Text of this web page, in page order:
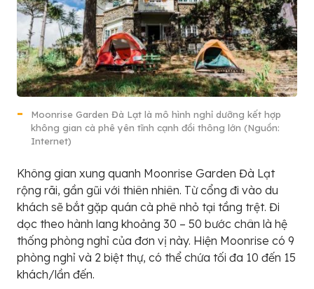
Moonrise Garden Đà Lạt là mô hình nghỉ dưỡng kết hợp
không gian cà phê yên tĩnh cạnh đồi thông lớn (Nguồn:
Internet)
Không gian xung quanh Moonrise Garden Đà Lạt
rộng rãi, gần gũi với thiên nhiên. Từ cổng đi vào du
khách sẽ bắt gặp quán cà phê nhỏ tại tầng trệt. Đi
dọc theo hành lang khoảng 30 – 50 bước chân là hệ
thống phòng nghỉ của đơn vị này. Hiện Moonrise có 9
phòng nghỉ và 2 biệt thự, có thể chứa tối đa 10 đến 15
khách/lần đến.